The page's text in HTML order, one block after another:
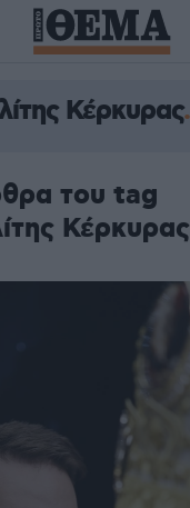
Κέρκυρας
του tag
Κέρκυρας